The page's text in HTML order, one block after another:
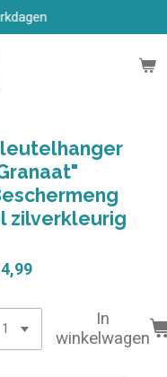
zilverkleurig
In
winkelwagen